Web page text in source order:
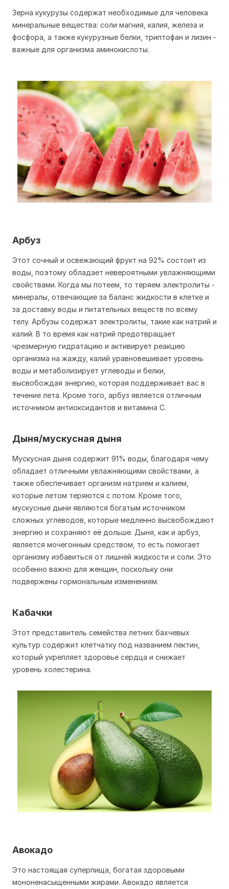
Зерна кукурузы содержат необходимые для человека
минеральные вещества: соли магния, калия, железа и
фосфора, а также кукурузные белки, триптофан и лизин -
важные для организма аминокислоты.
Арбуз
Этот сочный и освежающий фрукт на 92% состоит из
воды, поэтому обладает невероятными увлажняющими
свойствами. Когда мы потеем, то теряем электролиты -
минералы, отвечающие за баланс жидкости в клетке и
за доставку воды и питательных веществ по всему
телу. Арбузы содержат электролиты, такие как натрий и
калий. В то время как натрий предотвращает
чрезмерную гидратацию и активирует реакцию
организма на жажду, калий уравновешивает уровень
воды и метаболизирует углеводы и белки,
высвобождая энергию, которая поддерживает вас в
течение лета. Кроме того, арбуз является отличным
источником антиоксидантов и витамина С.
Дыня/мускусная дыня
Мускусная дыня содержит 91% воды, благодаря чему
обладает отличными увлажняющими свойствами, а
также обеспечивает организм натрием и калием,
которые летом теряются с потом. Кроме того,
мускусные дыни являются богатым источником
сложных углеводов, которые медленно высвобождают
энергию и сохраняют её дольше. Дыня, как и арбуз,
является мочегонным средством, то есть помогает
организму избавиться от лишней жидкости и соли. Это
особенно важно для женщин, поскольку они
подвержены гормональным изменениям.
Кабачки
Этот представитель семейства летних бахчевых
культур содержит клетчатку под названием пектин,
который укрепляет здоровье сердца и снижает
уровень холестерина.
Авокадо
Это настоящая суперпища, богатая здоровыми
мононенасыщенными жирами. Авокадо является